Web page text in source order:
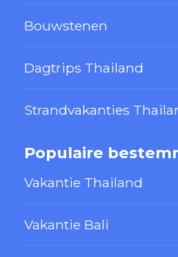
Bouwstenen
Dagtrips Thailand
Strandvakanties
Populaire
Vakantie Thailand
Vakantie Bali